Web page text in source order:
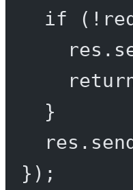
if ( !
res.
}
res.
});